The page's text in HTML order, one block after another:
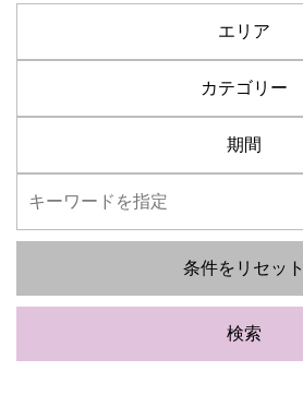
エリア
カテゴリー
期間
条件をリセット
検索